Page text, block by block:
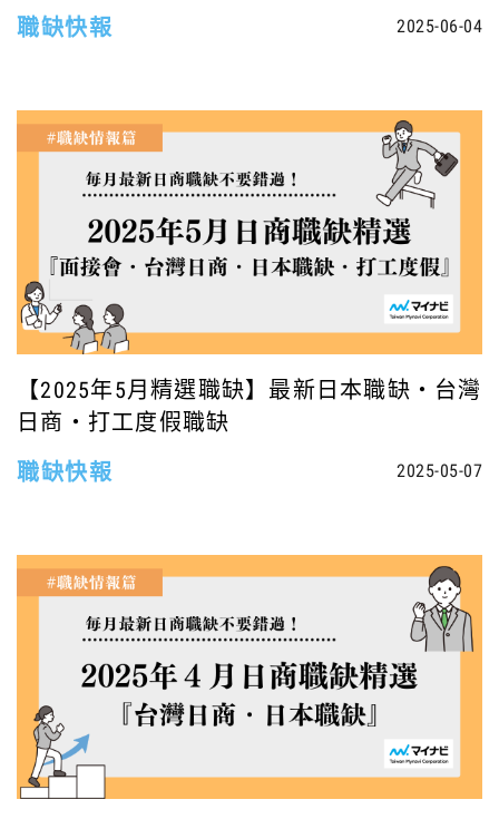
職缺快報 2025-06-04
【2025年5月精選職缺】最新日本職缺・台灣
日商・打工度假職缺
職缺快報
2025-05-07